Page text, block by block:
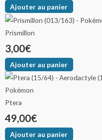
Ajouter au panier
Prismillon
3,00€
Ajouter au panier
Ptera
49,00€
Ajouter au panier